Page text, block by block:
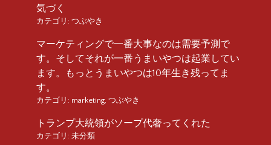
気づく
カテゴリ: つぶやき
マーケティングで一番大事なのは需要予測で
す。そしてそれが一番うまいやつは起業してい
ます。もっとうまいやつは10年生き残ってま
す。
カテゴリ: marketing, つぶやき
トランプ大統領がソープ代奢ってくれた
カテゴリ: 未分類